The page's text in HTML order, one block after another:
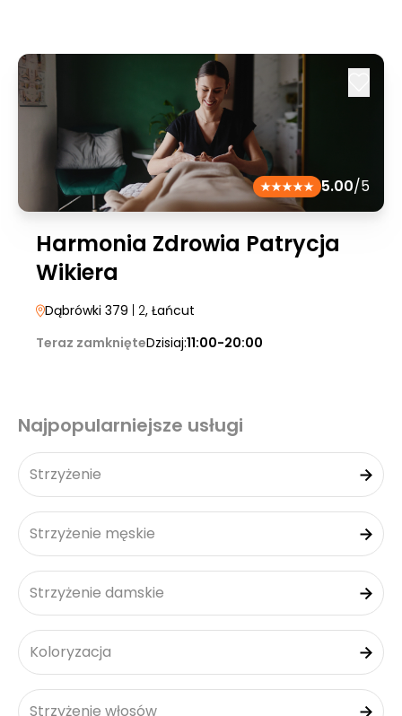
5.00/5
Harmonia Zdrowia Patrycja
Wikiera
Dąbrówki 379 | 2, Łańcut
Teraz zamknięteDzisiaj:11:00-20:00
Najpopularniejsze usługi
Strzyżenie
Strzyżenie męskie
Strzyżenie damskie
Koloryzacja
Strzyżenie włosów